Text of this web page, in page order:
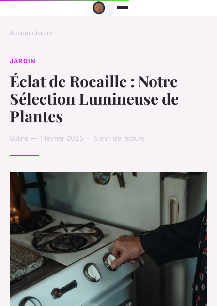
Accueil›Jardin
JARDIN
Éclat de Rocaille : Notre
Sélection Lumineuse de
Plantes
Soline — 1 février 2025 — 5 min de lecture